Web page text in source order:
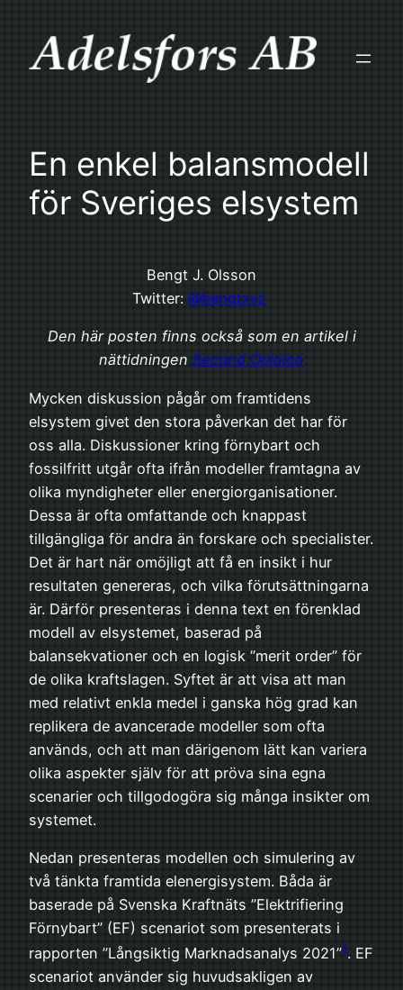
content
En enkel balansmodell
för Sveriges elsystem
Bengt J. Olsson
Twitter: @bengtxyz
Den här posten finns också som en artikel i
nättidningen Second Opinion
Mycken diskussion pågår om framtidens
elsystem givet den stora påverkan det har för
oss alla. Diskussioner kring förnybart och
fossilfritt utgår ofta ifrån modeller framtagna av
olika myndigheter eller energiorganisationer.
Dessa är ofta omfattande och knappast
tillgängliga för andra än forskare och specialister.
Det är hart när omöjligt att få en insikt i hur
resultaten genereras, och vilka förutsättningarna
är. Därför presenteras i denna text en förenklad
modell av elsystemet, baserad på
balansekvationer och en logisk ”merit order” för
de olika kraftslagen. Syftet är att visa att man
med relativt enkla medel i ganska hög grad kan
replikera de avancerade modeller som ofta
används, och att man därigenom lätt kan variera
olika aspekter själv för att pröva sina egna
scenarier och tillgodogöra sig många insikter om
systemet.
Nedan presenteras modellen och simulering av
två tänkta framtida elenergisystem. Båda är
baserade på Svenska Kraftnäts ”Elektrifiering
Förnybart” (EF) scenariot som presenterats i
rapporten ”Långsiktig Marknadsanalys 2021”1. EF
scenariot använder sig huvudsakligen av